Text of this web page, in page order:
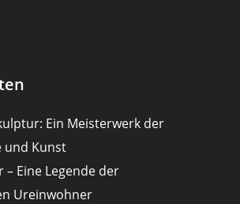
Ein Meisterwerk der
und Kunst
– Eine Legende der
Ureinwohner